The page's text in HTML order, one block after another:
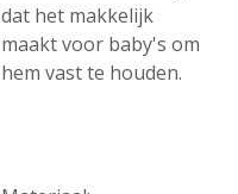
dat het makkelijk
maakt voor baby's om
hem vast te houden.